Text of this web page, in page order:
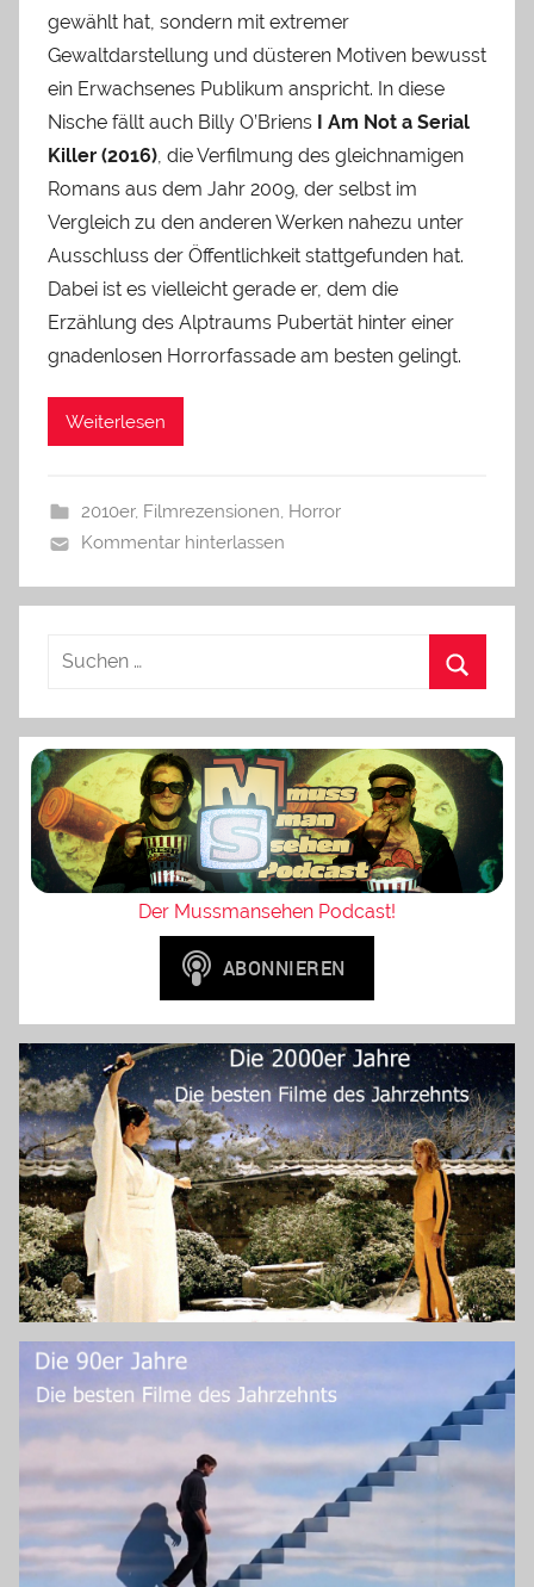
gewählt hat, sondern mit extremer
Gewaltdarstellung und düsteren Motiven bewusst
ein Erwachsenes Publikum anspricht. In diese
Nische fällt auch Billy O’Briens I Am Not a Serial
Killer (2016), die Verfilmung des gleichnamigen
Romans aus dem Jahr 2009, der selbst im
Vergleich zu den anderen Werken nahezu unter
Ausschluss der Öffentlichkeit stattgefunden hat.
Dabei ist es vielleicht gerade er, dem die
Erzählung des Alptraums Pubertät hinter einer
gnadenlosen Horrorfassade am besten gelingt.
Weiterlesen
2010er, Filmrezensionen, Horror
Kommentar hinterlassen
Der Mussmansehen Podcast!